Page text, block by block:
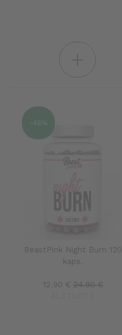
BeastPink Night Burn 120
kaps.
12.90 € 24.90 €
-48%